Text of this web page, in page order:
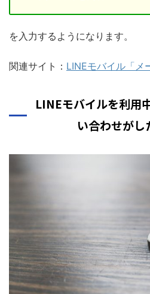
を入力するようになります。
関連サイト： LINEモバイル「メ
LINEモバイルを利用
い合わせがし